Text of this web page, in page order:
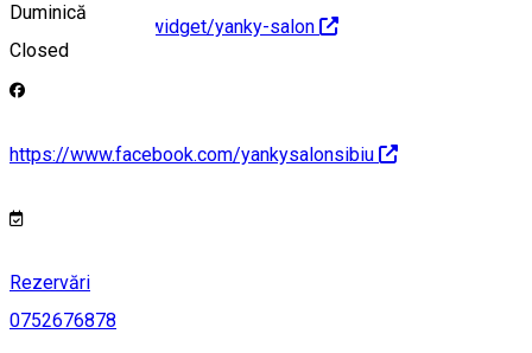
Duminică
Closed
https://stailer.ro/widget/yanky-salon
https://www.facebook.com/yankysalonsibiu
Rezervări
0752676878